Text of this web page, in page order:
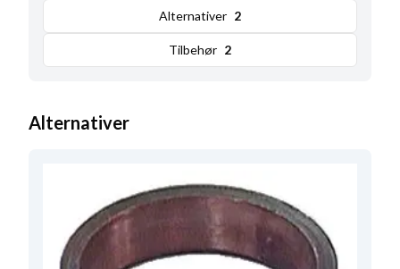
Alternativer 2
Tilbehør 2
Alternativer